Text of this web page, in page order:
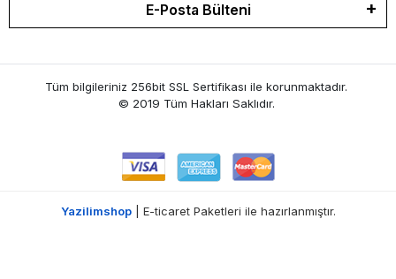
E-Posta Bülteni
Tüm bilgileriniz 256bit SSL Sertifikası ile korunmaktadır.
© 2019 Tüm Hakları Saklıdır.
Yazilimshop| E-ticaret Paketleri ile hazırlanmıştır.